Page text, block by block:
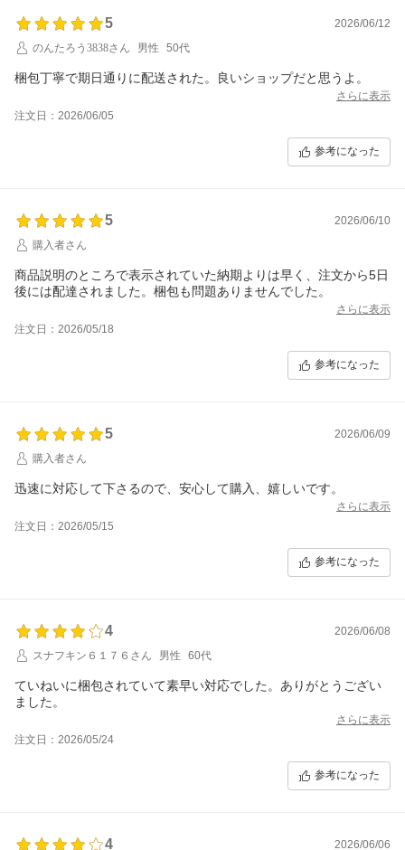
5
2026/06/12
のんたろう3838さん
男性 50代
さらに表示
注文日：2026/06/05
参考になった
5
2026/06/10
購入者さん
商品説明のところで表示されていた納期よりは早く、注文から5日
後には配達されました。梱包も問題ありませんでした。
さらに表示
注文日：2026/05/18
参考になった
5
2026/06/09
購入者さん
迅速に対応して下さるので、安心して購入、嬉しいです。
さらに表示
注文日：2026/05/15
参考になった
4
2026/06/08
スナフキン６１７６さん
男性 60代
ていねいに梱包されていて素早い対応でした。ありがとうござい
ました。
さらに表示
注文日：2026/05/24
参考になった
4 2026/06/06